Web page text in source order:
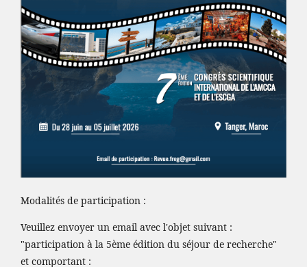
Modalités de participation :
Veuillez envoyer un email avec l'objet suivant :
"participation à la 5ème édition du séjour de recherche"
et comportant :